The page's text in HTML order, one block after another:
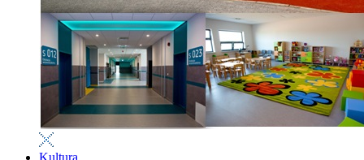
Kultura